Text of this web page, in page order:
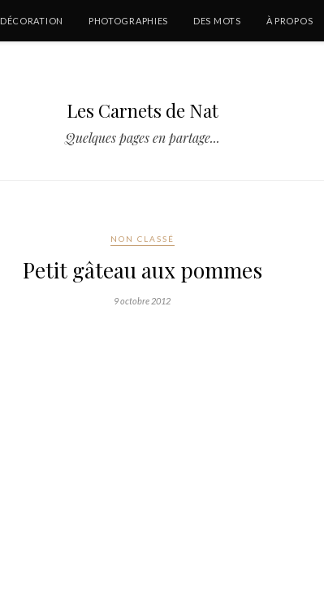
DÉCORATION PHOTOGRAPHIES DES MOTS À PROPOS
Les Carnets de Nat
Quelques pages en partage...
NON CLASSÉ
Petit gâteau aux pommes
9 octobre 2012